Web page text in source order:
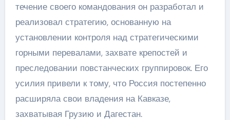
течение своего командования он разработал и
реализовал стратегию, основанную на
установлении контроля над стратегическими
горными перевалами, захвате крепостей и
преследовании повстанческих группировок. Его
усилия привели к тому, что Россия постепенно
расширяла свои владения на Кавказе,
захватывая Грузию и Дагестан.